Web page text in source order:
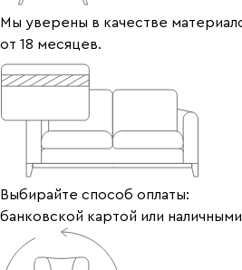
Мы уверены в качестве
от 18 месяцев.
Выбирайте способ оплаты:
банковской картой или